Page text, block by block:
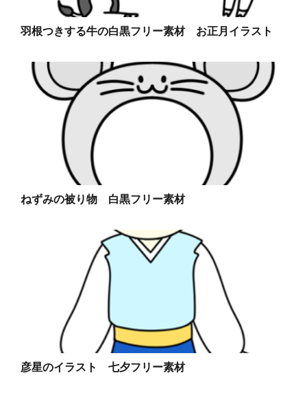
羽根つきする牛の白黒フリー素材 お正月イラスト
ねずみの被り物 白黒フリー素材
彦星のイラスト 七夕フリー素材